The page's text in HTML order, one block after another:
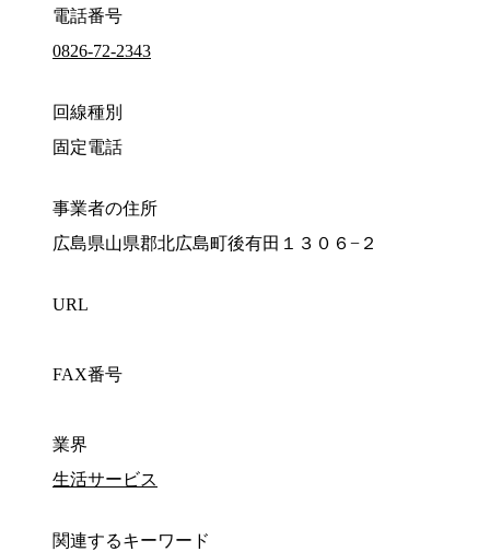
電話番号
0826-72-2343
回線種別
固定電話
事業者の住所
広島県山県郡北広島町後有田１３０６−２
URL
FAX番号
業界
生活サービス
関連するキーワード